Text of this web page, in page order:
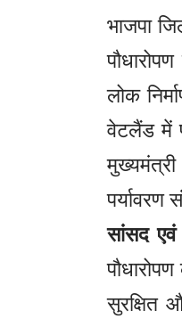
भाजपा
लोक
वेटलैंड में
पर्यावरण
सांसद एवं
सुरक्षित